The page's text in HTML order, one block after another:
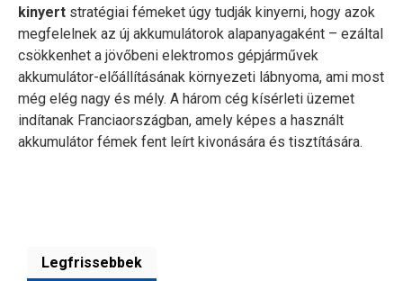
kinyert stratégiai fémeket úgy tudják kinyerni, hogy azok
megfelelnek az új akkumulátorok alapanyagaként – ezáltal
csökkenhet a jövőbeni elektromos gépjárművek
akkumulátor-előállításának környezeti lábnyoma, ami most
még elég nagy és mély. A három cég kísérleti üzemet
indítanak Franciaországban, amely képes a használt
akkumulátor fémek fent leírt kivonására és tisztítására.
Legfrissebbek